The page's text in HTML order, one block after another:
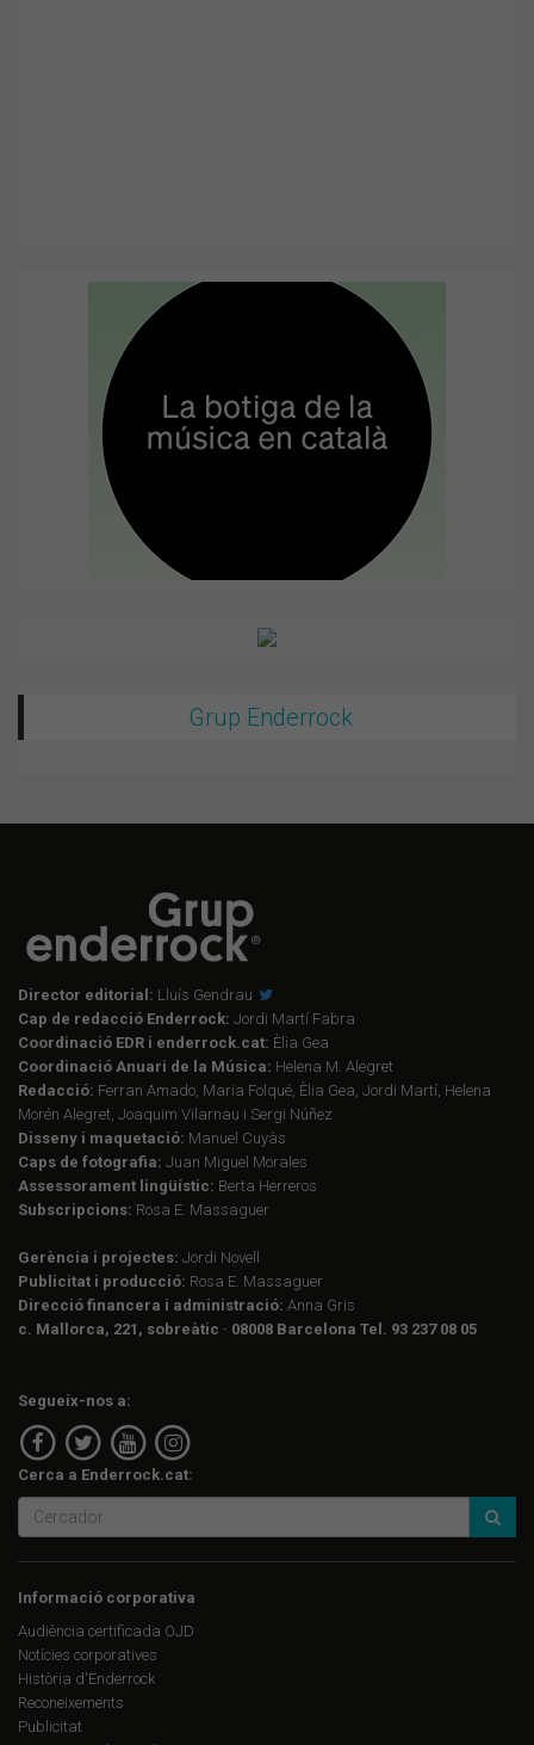
Grup Enderrock
Director editorial: Lluís Gendrau
Cap de redacció Enderrock: Jordi Martí Fabra
Coordinació EDR i enderrock.cat: Èlia Gea
Coordinació Anuari de la Música: Helena M. Alegret
Redacció: Ferran Amado, Maria Folqué, Èlia Gea, Jordi Martí, Helena
Morén Alegret, Joaquim Vilarnau i Sergi Núñez
Disseny i maquetació: Manuel Cuyàs
Caps de fotografia: Juan Miguel Morales
Assessorament lingüístic: Berta Herreros
Subscripcions: Rosa E. Massaguer
Gerència i projectes: Jordi Novell
Publicitat i producció: Rosa E. Massaguer
Direcció financera i administració: Anna Gris
c. Mallorca, 221, sobreàtic · 08008 Barcelona Tel. 93 237 08 05
Segueix-nos a:
Cerca a Enderrock.cat:
Informació corporativa
Audiència certificada OJD
Notícies corporatives
Història d'Enderrock
Reconeixements
Publicitat